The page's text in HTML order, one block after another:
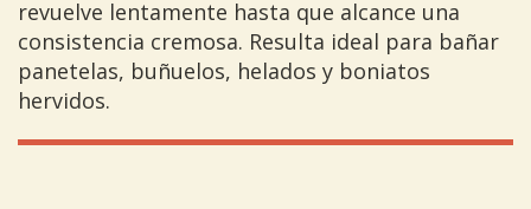
revuelve lentamente hasta que alcance una
consistencia cremosa. Resulta ideal para bañar
panetelas, buñuelos, helados y boniatos
hervidos.